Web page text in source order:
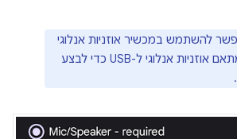
להשתמש במכשיר אוזניות אנלוגי
פיזי שמחובר למתאם אוזניות אנלוגי ל-USB כדי לבצע